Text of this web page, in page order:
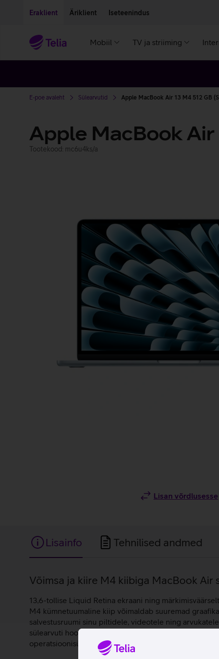
Eraklient Äriklient Iseteenindus
Mobiil TV ja striiming
E-poe avaleht Sülearvutid Apple MacBook Air 13 M4 512 GB
Apple MacBook Air
Tootekood: mc6u4ks/a
Lisan võrdlusesse
Lisainfo Tehnilised andmed
Lisainfo
Võimsa ja kiire M4 kiibiga MacBook Air
13,6-tollise Liquid Retina ekraani ning
M4 kümnetuumaline kiip võimaldab suuremad
salvestusruumi sinu piltidele, videotele ning
sülearvuti hoolitseb selle eest, et kõik sulle olulised
operatsioonisüsteemil.